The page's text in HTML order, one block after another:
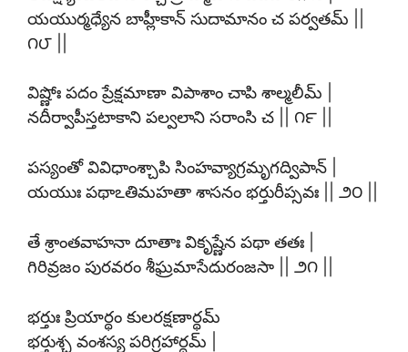
యయుర్మధ్యేన బాహ్లీకాన్ సుదామానం చ పర్వతమ్ ||
౧౮ ||
విష్ణోః పదం ప్రేక్షమాణా విపాశాం చాపి శాల్మలీమ్ |
నదీర్వాపీస్తటాకాని పల్వలాని సరాంసి చ || ౧౯ ||
పస్యంతో వివిధాంశ్చాపి సింహవ్యాగ్రమృగద్విపాన్ |
యయుః పథాఽతిమహతా శాసనం భర్తురీప్సవః || ౨౦ ||
తే శ్రాంతవాహనా దూతాః వికృష్ణేన పథా తతః |
గిరివ్రజం పురవరం శీఘ్రమాసేదురంజసా || ౨౧ ||
భర్తుః ప్రియార్థం కులరక్షణార్థమ్
భర్తుశ్చ వంశస్య పరిగ్రహార్థమ్ |